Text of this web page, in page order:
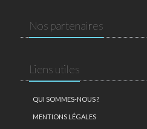
Nos partenaires
Liens utiles
QUI SOMMES-NOUS ?
MENTIONS LÉGALES